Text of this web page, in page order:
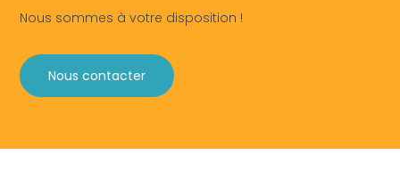
Nous sommes à votre disposition !
Nous contacter